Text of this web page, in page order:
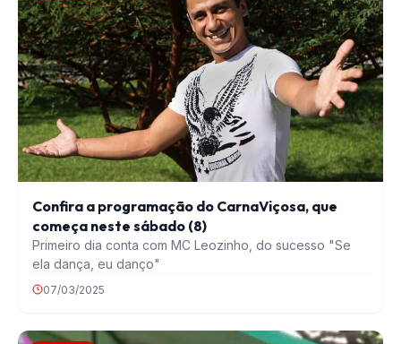
Confira a programação do CarnaViçosa, que
começa neste sábado (8)
Primeiro dia conta com MC Leozinho, do sucesso "Se
ela dança, eu danço"
07/03/2025